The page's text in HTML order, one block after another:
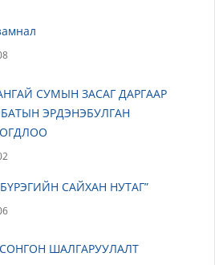
СУМЫН ЗАСАГ ДАРГААР
ЭРДЭНЭБУЛГАН
САЙХАН НУТАГ”
ШАЛГАРУУЛАЛТ